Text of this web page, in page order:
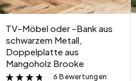
TV-Möbel oder -Bank aus
schwarzem Metall,
Doppelplatte aus
Mangoholz Brooke
&
6 Bewertungen